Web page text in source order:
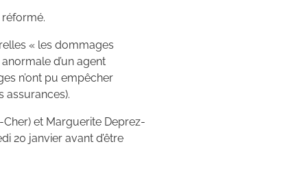
réformé.
« les dommages
d’un agent
n’ont pu empêcher
assurances).
et Marguerite Deprez-
20 janvier avant d’être